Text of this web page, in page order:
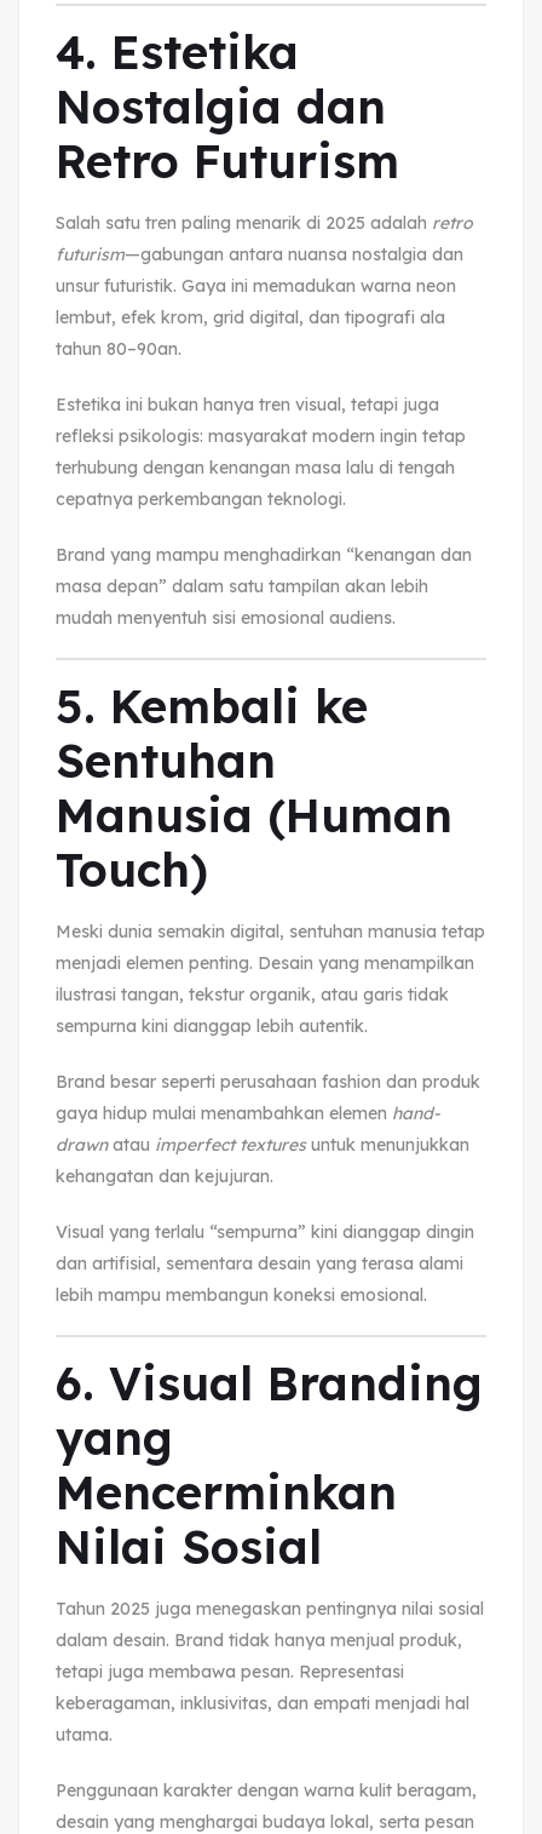
4. Estetika
Nostalgia dan
Retro Futurism
Salah satu tren paling menarik di 2025 adalah retro
futurism—gabungan antara nuansa nostalgia dan
unsur futuristik. Gaya ini memadukan warna neon
lembut, efek krom, grid digital, dan tipografi ala
tahun 80–90an.
Estetika ini bukan hanya tren visual, tetapi juga
refleksi psikologis: masyarakat modern ingin tetap
terhubung dengan kenangan masa lalu di tengah
cepatnya perkembangan teknologi.
Brand yang mampu menghadirkan “kenangan dan
masa depan” dalam satu tampilan akan lebih
mudah menyentuh sisi emosional audiens.
5. Kembali ke
Sentuhan
Manusia (Human
Touch)
Meski dunia semakin digital, sentuhan manusia tetap
menjadi elemen penting. Desain yang menampilkan
ilustrasi tangan, tekstur organik, atau garis tidak
sempurna kini dianggap lebih autentik.
Brand besar seperti perusahaan fashion dan produk
gaya hidup mulai menambahkan elemen hand-
drawnatau imperfect texturesuntuk menunjukkan
kehangatan dan kejujuran.
Visual yang terlalu “sempurna” kini dianggap dingin
dan artifisial, sementara desain yang terasa alami
lebih mampu membangun koneksi emosional.
6. Visual Branding
yang
Mencerminkan
Nilai Sosial
Tahun 2025 juga menegaskan pentingnya nilai sosial
dalam desain. Brand tidak hanya menjual produk,
tetapi juga membawa pesan. Representasi
keberagaman, inklusivitas, dan empati menjadi hal
utama.
Penggunaan karakter dengan warna kulit beragam,
desain yang menghargai budaya lokal, serta pesan